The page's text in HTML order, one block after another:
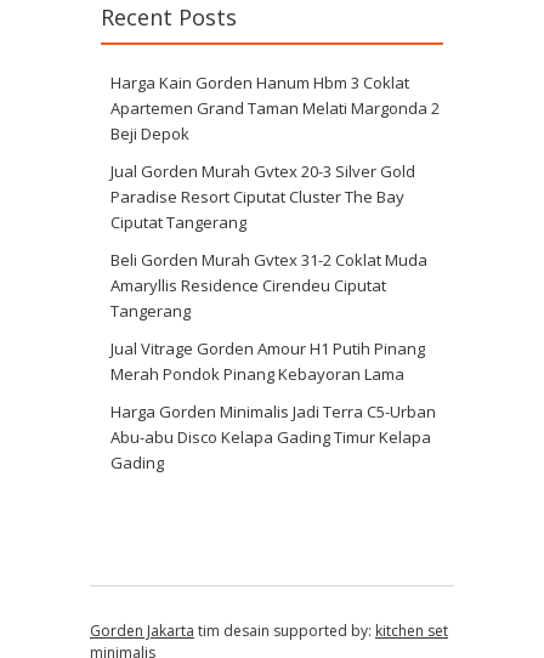
Recent Posts
Harga Kain Gorden Hanum Hbm 3 Coklat
Apartemen Grand Taman Melati Margonda 2
Beji Depok
Jual Gorden Murah Gvtex 20-3 Silver Gold
Paradise Resort Ciputat Cluster The Bay
Ciputat Tangerang
Beli Gorden Murah Gvtex 31-2 Coklat Muda
Amaryllis Residence Cirendeu Ciputat
Tangerang
Jual Vitrage Gorden Amour H1 Putih Pinang
Merah Pondok Pinang Kebayoran Lama
Harga Gorden Minimalis Jadi Terra C5-Urban
Abu-abu Disco Kelapa Gading Timur Kelapa
Gading
Gorden Jakarta tim desain supported by: kitchen set
minimalis